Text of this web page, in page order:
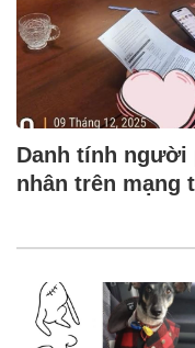
Danh tính người
nhân trên mạng